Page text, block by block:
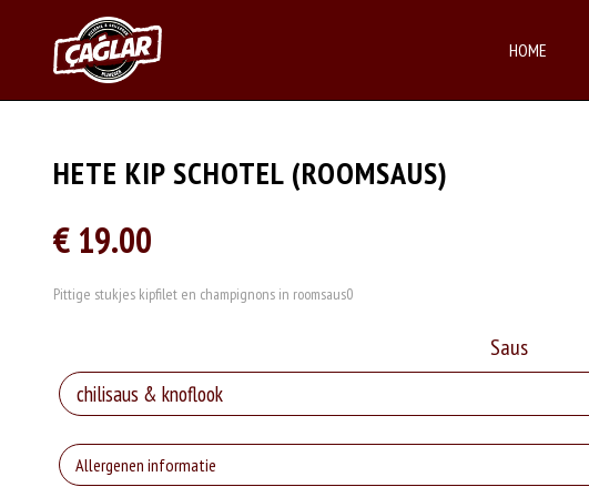
HOME
HETE KIP SCHOTEL (ROOMSAUS)
€ 19.00
Pittige stukjes kipfilet en champignons in roomsaus0
Saus
Allergenen informatie